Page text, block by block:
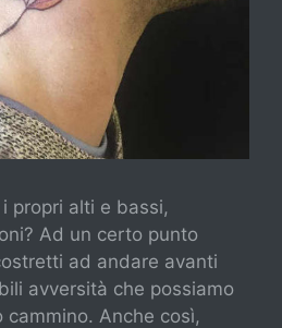
propri alti e bassi,
Ad un certo punto
ad andare avanti
avversità che possiamo
cammino. Anche così,